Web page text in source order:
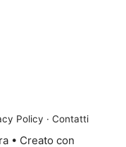
Policy · Contatti
• Creato con